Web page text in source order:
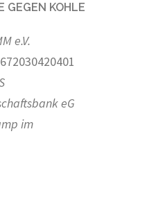
GEGEN KOHLE
e.V.
eG
im